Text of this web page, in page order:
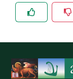
Spiegaci